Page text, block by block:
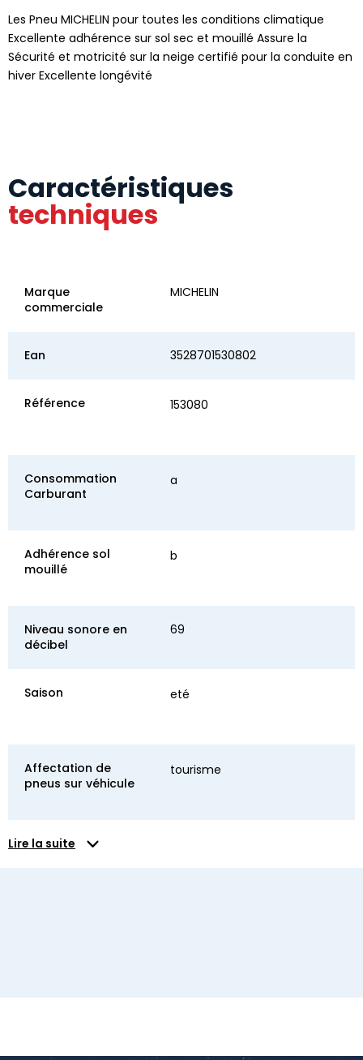
Les Pneu MICHELIN pour toutes les conditions climatique
Excellente adhérence sur sol sec et mouillé Assure la
Sécurité et motricité sur la neige certifié pour la conduite en
hiver Excellente longévité
Caractéristiques
techniques
Marque
commerciale
MICHELIN
Ean 3528701530802
Référence 153080
Consommation
Carburant
a
Adhérence sol
mouillé
b
Niveau sonore en
décibel
69
Saison eté
Affectation de
pneus sur véhicule
tourisme
Lire la suite